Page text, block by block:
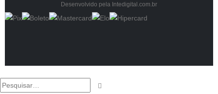
Desenvolvido pela Intedigital.com.br